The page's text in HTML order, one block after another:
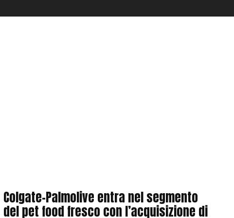
Colgate-Palmolive entra nel segmento
del pet food fresco con l’acquisizione di